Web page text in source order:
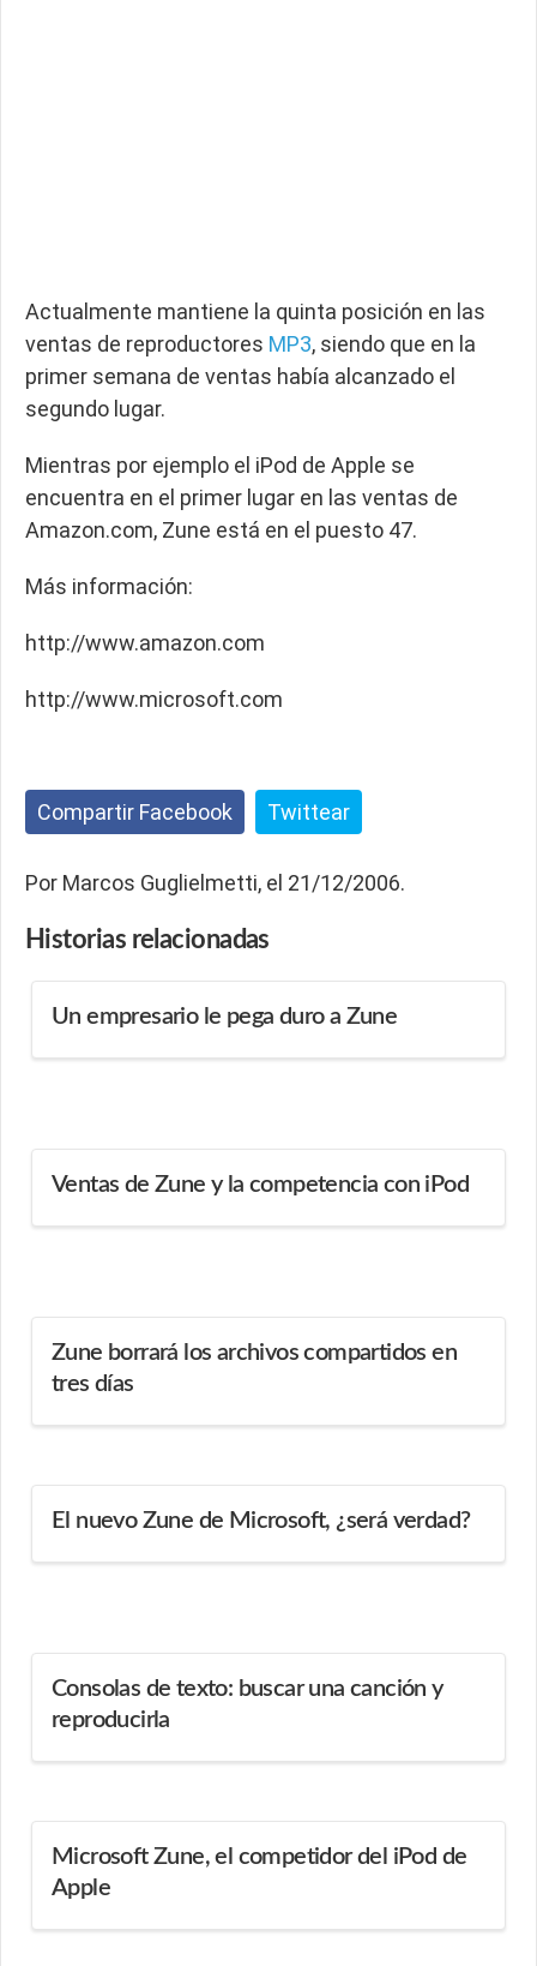
Actualmente mantiene la quinta posición en las
ventas de reproductores MP3, siendo que en la
primer semana de ventas había alcanzado el
segundo lugar.
Mientras por ejemplo el iPod de Apple se
encuentra en el primer lugar en las ventas de
Amazon.com, Zune está en el puesto 47.
Más información:
http://www.amazon.com
http://www.microsoft.com
Compartir Facebook Twittear
Por Marcos Guglielmetti, el 21/12/2006.
Historias relacionadas
Un empresario le pega duro a Zune
Ventas de Zune y la competencia con iPod
Zune borrará los archivos compartidos en
tres días
El nuevo Zune de Microsoft, ¿será verdad?
Consolas de texto: buscar una canción y
reproducirla
Microsoft Zune, el competidor del iPod de
Apple